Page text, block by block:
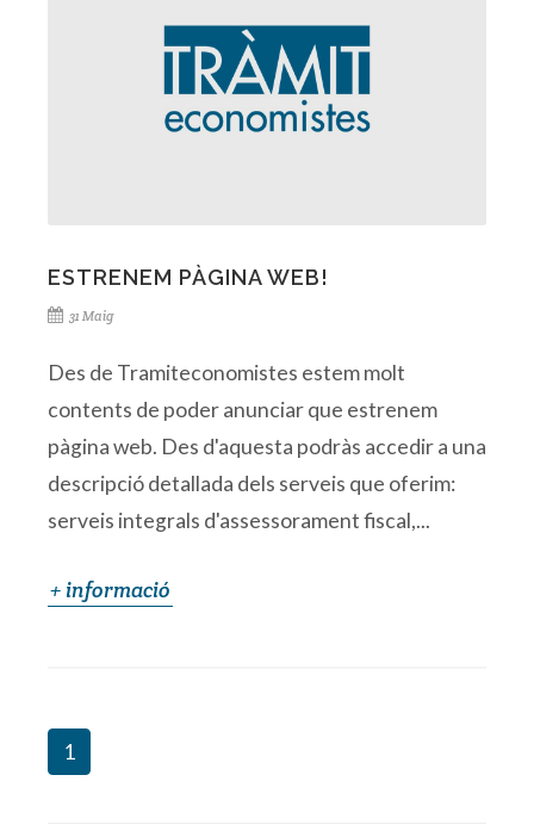
ESTRENEM PÀGINA WEB!
31 Maig
Des de Tramiteconomistes estem molt
contents de poder anunciar que estrenem
pàgina web. Des d'aquesta podràs accedir a una
descripció detallada dels serveis que oferim:
serveis integrals d'assessorament fiscal,...
+ informació
1